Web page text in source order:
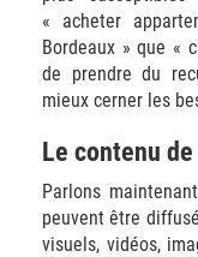
« acheter
Bordeaux » que «
de prendre du
mieux cerner les
Le contenu
Parlons
peuvent être
visuels, vidéos,